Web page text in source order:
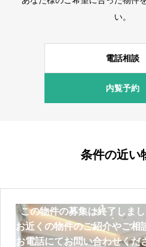
い。
電話相談
内覧予約
条件の近い
この物件の募集は終了しまし
お近くの物件のご紹介やご相
お電話にてお問い合わせくだ